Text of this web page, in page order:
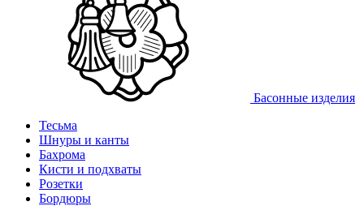
Басонные изделия
Тесьма
Шнуры и канты
Бахрома
Кисти и подхваты
Розетки
Бордюры